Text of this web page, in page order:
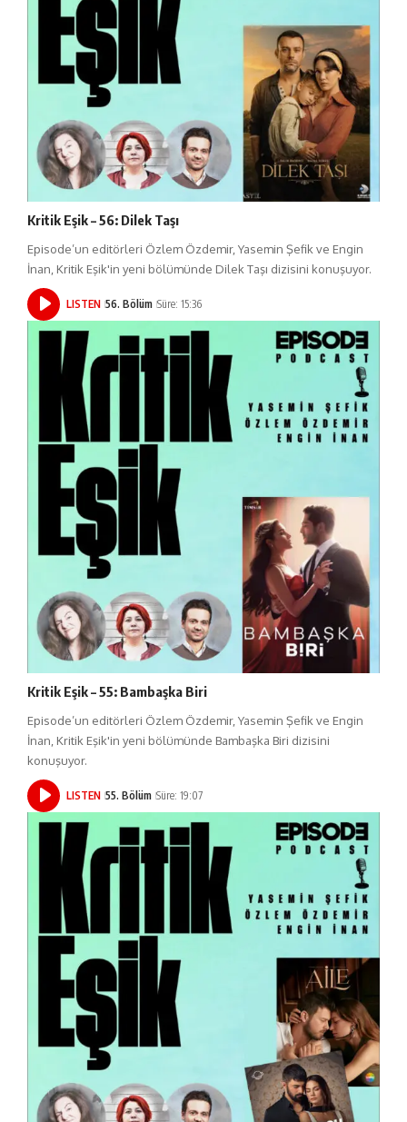
Kritik Eşik – 56: Dilek Taşı
Episode’un editörleri Özlem Özdemir, Yasemin Şefik ve Engin
İnan, Kritik Eşik'in yeni bölümünde Dilek Taşı dizisini konuşuyor.
LISTEN 56. Bölüm Süre: 15:36
Kritik Eşik – 55: Bambaşka Biri
Episode’un editörleri Özlem Özdemir, Yasemin Şefik ve Engin
İnan, Kritik Eşik'in yeni bölümünde Bambaşka Biri dizisini
konuşuyor.
LISTEN 55. Bölüm Süre: 19:07